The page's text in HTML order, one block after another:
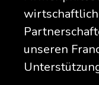
unseren